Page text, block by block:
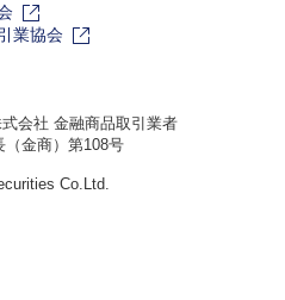
業協会
会社 金融商品取引業者
（金商）第108号
Co.Ltd.